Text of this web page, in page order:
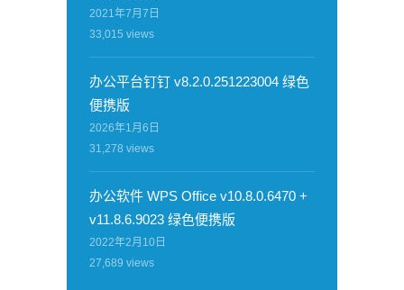
2021年7月7日
33,015 views
办公平台钉钉 v8.2.0.251223004 绿色
便携版
2026年1月6日
31,278 views
办公软件 WPS Office v10.8.0.6470 +
v11.8.6.9023 绿色便携版
2022年2月10日
27,689 views